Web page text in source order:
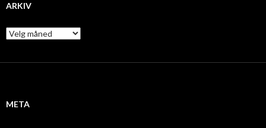
ARKIV
A
r
i
META